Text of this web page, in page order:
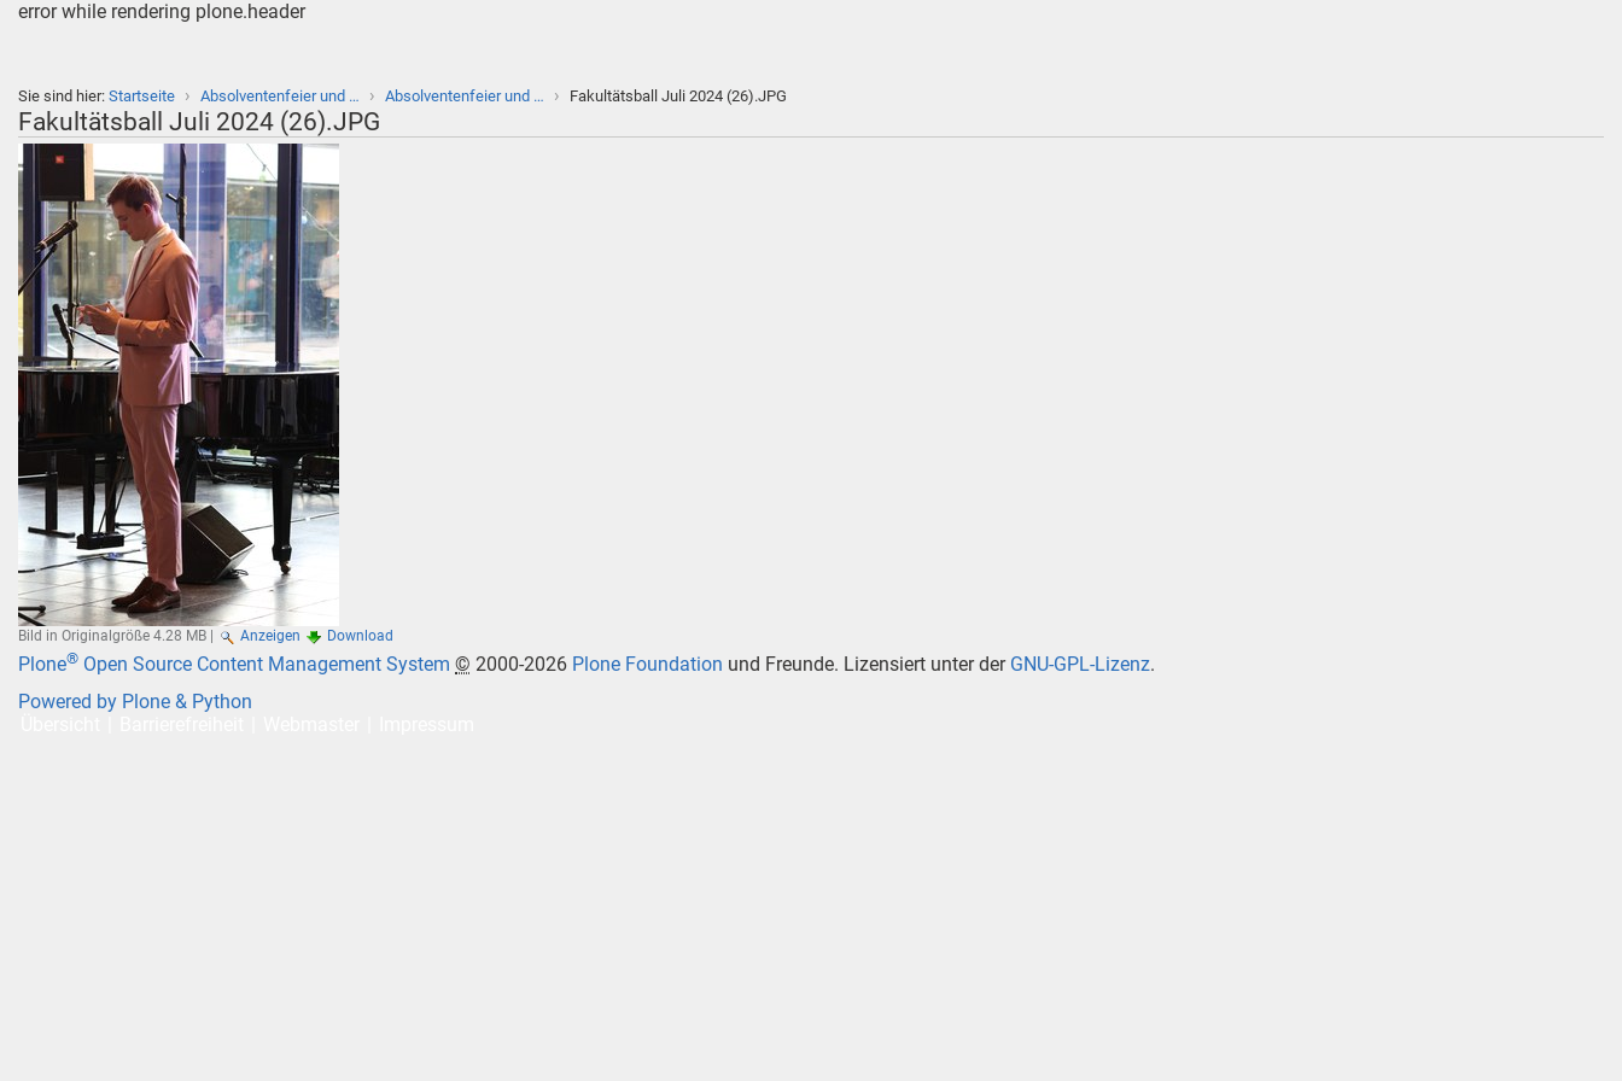
error while rendering plone.header
Sie sind hier: Startseite › Absolventenfeier und … › Absolventenfeier und … › Fakultätsball Juli 2024 (26).JPG
Fakultätsball Juli 2024 (26).JPG
Bild in Originalgröße 4.28 MB Anzeigen Download
Plone® Open Source Content Management System © 2000-2026 Plone Foundation und Freunde. Lizensiert unter der GNU-GPL-Lizenz.
Powered by Plone & Python